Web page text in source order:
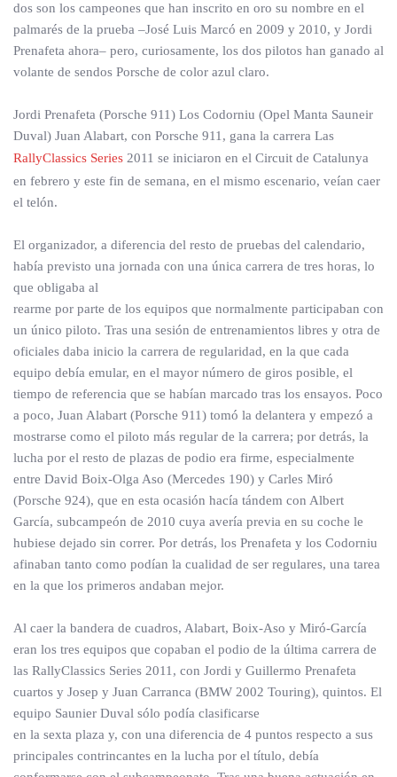
dos son los campeones que han inscrito en oro su nombre en el
palmarés de la prueba –José Luis Marcó en 2009 y 2010, y Jordi
Prenafeta ahora– pero, curiosamente, los dos pilotos han ganado al
volante de sendos Porsche de color azul claro.
Jordi Prenafeta (Porsche 911) Los Codorniu (Opel Manta Sauneir
Duval) Juan Alabart, con Porsche 911, gana la carrera Las
RallyClassics Series 2011 se iniciaron en el Circuit de Catalunya
en febrero y este fin de semana, en el mismo escenario, veían caer
el telón.
El organizador, a diferencia del resto de pruebas del calendario,
había previsto una jornada con una única carrera de tres horas, lo
que obligaba al
rearme por parte de los equipos que normalmente participaban con
un único piloto. Tras una sesión de entrenamientos libres y otra de
oficiales daba inicio la carrera de regularidad, en la que cada
equipo debía emular, en el mayor número de giros posible, el
tiempo de referencia que se habían marcado tras los ensayos. Poco
a poco, Juan Alabart (Porsche 911) tomó la delantera y empezó a
mostrarse como el piloto más regular de la carrera; por detrás, la
lucha por el resto de plazas de podio era firme, especialmente
entre David Boix-Olga Aso (Mercedes 190) y Carles Miró
(Porsche 924), que en esta ocasión hacía tándem con Albert
García, subcampeón de 2010 cuya avería previa en su coche le
hubiese dejado sin correr. Por detrás, los Prenafeta y los Codorniu
afinaban tanto como podían la cualidad de ser regulares, una tarea
en la que los primeros andaban mejor.
Al caer la bandera de cuadros, Alabart, Boix-Aso y Miró-García
eran los tres equipos que copaban el podio de la última carrera de
las RallyClassics Series 2011, con Jordi y Guillermo Prenafeta
cuartos y Josep y Juan Carranca (BMW 2002 Touring), quintos. El
equipo Saunier Duval sólo podía clasificarse
en la sexta plaza y, con una diferencia de 4 puntos respecto a sus
principales contrincantes en la lucha por el título, debía